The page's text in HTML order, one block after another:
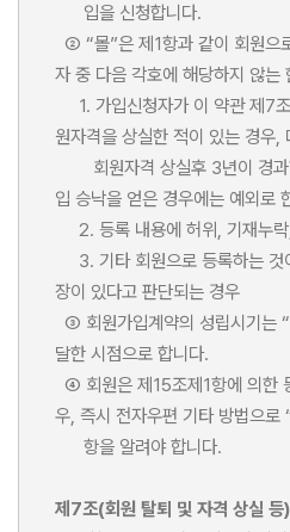
입을 신청합니다.
② “몰”은 제1항과 같이 회원으
자 중 다음 각호에 해당하지 않는
1. 가입신청자가 이 약관 제7
원자격을 상실한 적이 있는 경우
회원자격 상실후 3년이 경과
입 승낙을 얻은 경우에는 예외로
2. 등록 내용에 허위, 기재누
3. 기타 회원으로 등록하는 것
장이 있다고 판단되는 경우
③ 회원가입계약의 성립시기는
달한 시점으로 합니다.
④ 회원은 제15조제1항에 의한
우, 즉시 전자우편 기타 방법으로
항을 알려야 합니다.
제7조(회원 탈퇴 및 자격 상실 등)